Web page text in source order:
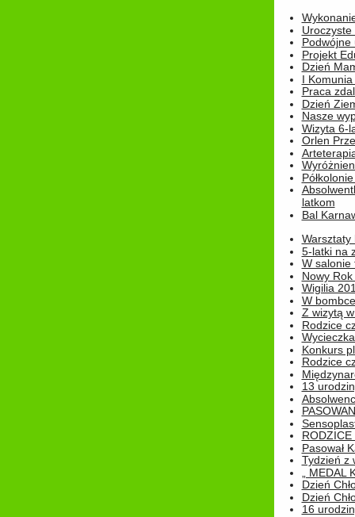
Podwójne
Projekt
Dzień
I
Praca
Dzień
Nasze
Wizyta 6-
Orlen
latkom
Bal
Warsztaty
5-latki na
W salonie
Nowy
Wigilia
W bombce
Z wizytą
Rodzice
Konkurs
Rodzice
13
Pasował
Tydzień z
„
Dzień
Dzień
16